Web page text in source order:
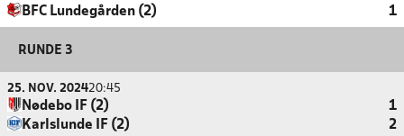
BFC Lundegården (2)
1
RUNDE 3
25. NOV. 202420:45
Nødebo IF (2)
1
Karlslunde IF (2)
2